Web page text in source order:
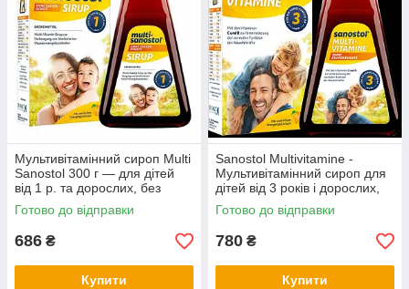
Мультивітамінний сироп Multi
Sanostol 300 г — для дітей
від 1 р. та дорослих, без
цукру, з апельсиновим
смаком, Німеччина
Готово до відправки
686 ₴
Купити
Sanostol Multivitamine -
Мультивітамінний сироп для
дітей від 3 років і дорослих,
без цукру, з натуральним
апельсиновим смаком
Готово до відправки
780 ₴
Купити